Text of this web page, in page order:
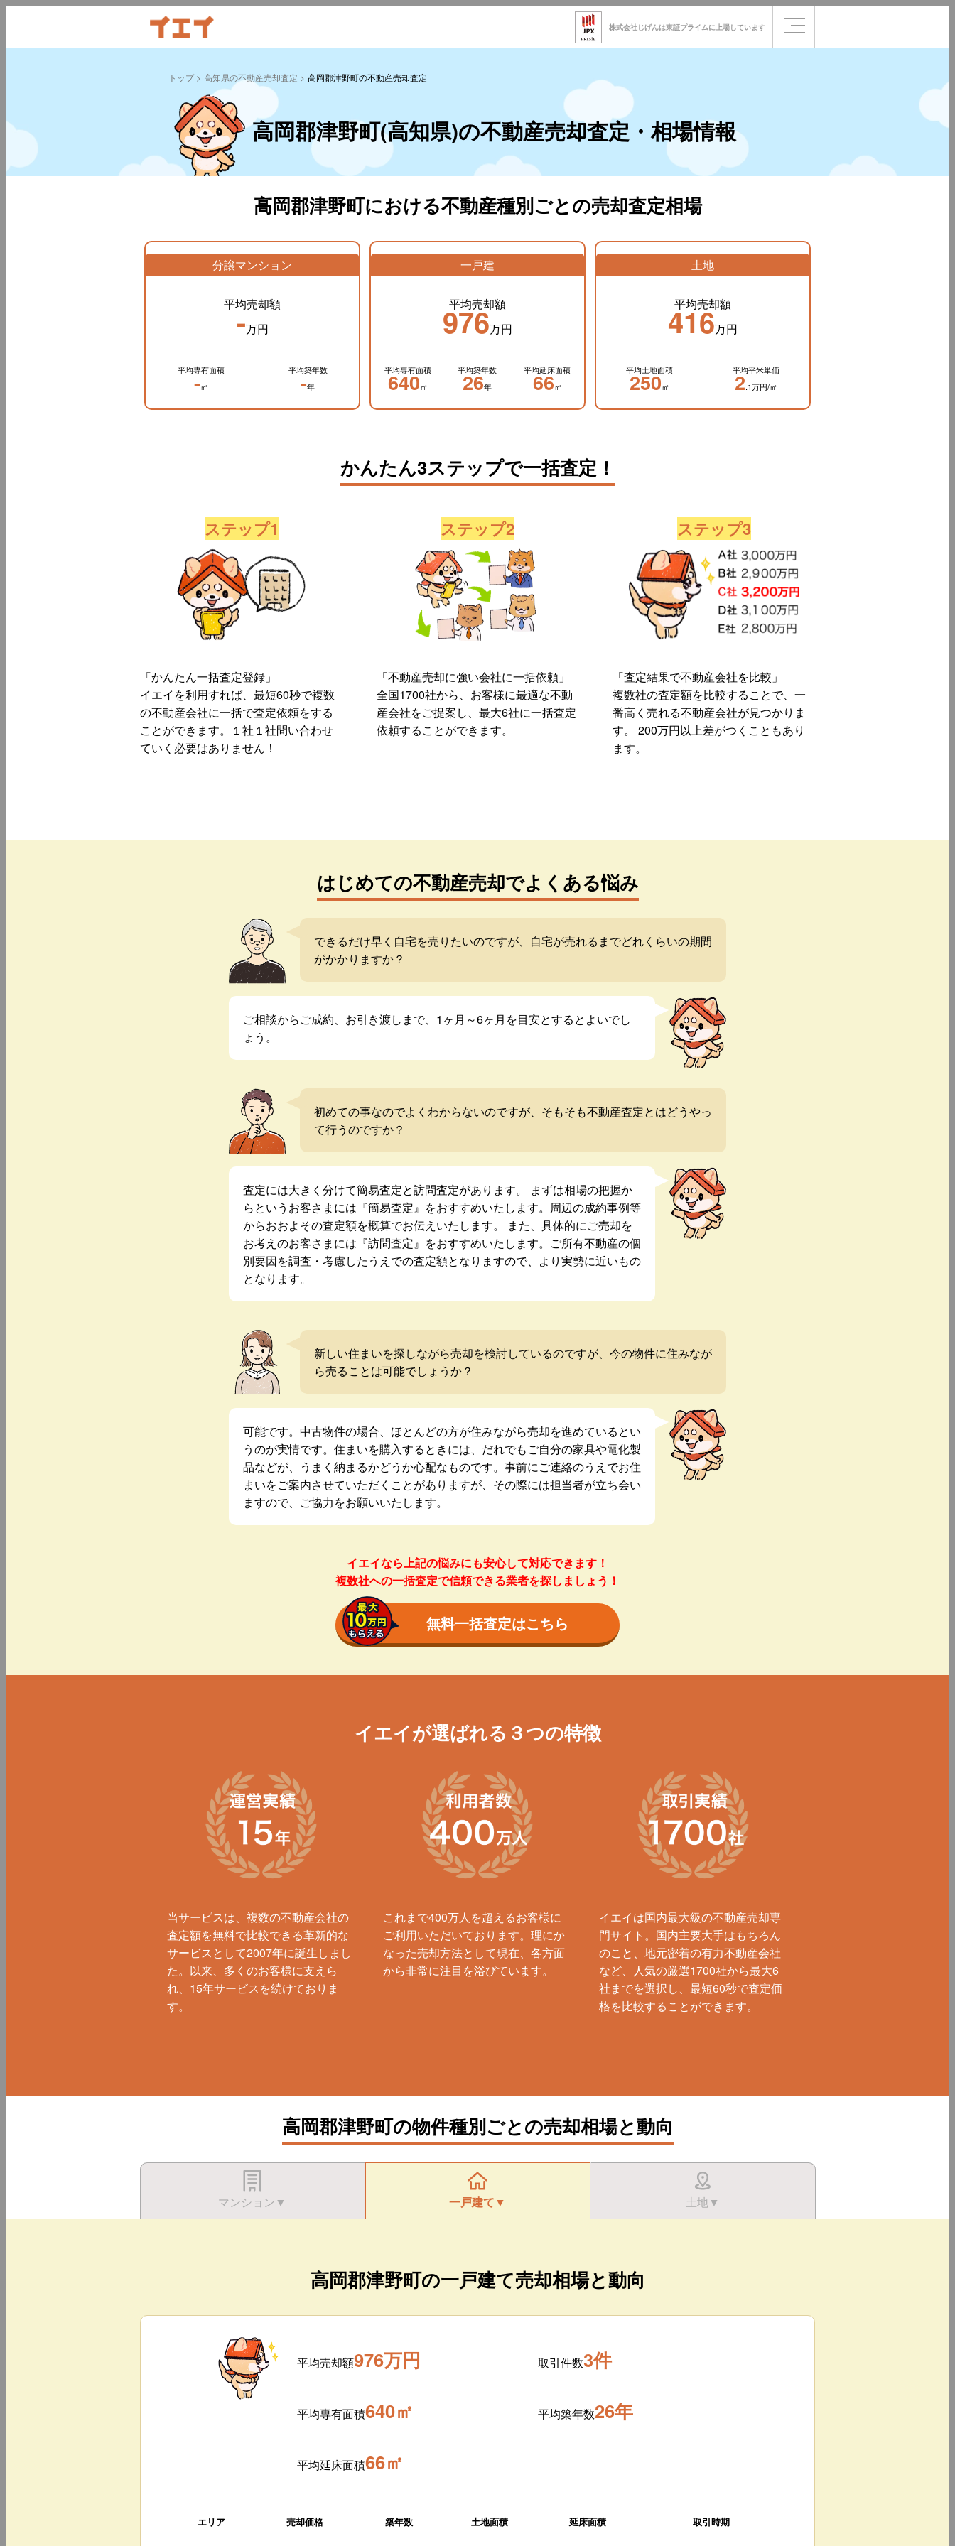
株式会社じげんは東証プライムに 上場しています
トップ 高知県の不動産売却査定 高岡郡津野町の不動産売却査定
高岡郡津野町(高知県)の不動産売却査定・相場情報
高岡郡津野町における不動産種別ごとの売却査定相場
分譲マンション
平均売却額
-万円
平均専有面積
-㎡
平均築年数
-年
一戸建
平均売却額
976万円
平均専有面積
640㎡
平均築年数
26年
平均延床面積
66㎡
土地
平均売却額
416万円
平均土地面積
250㎡
平均平米単価
2.1万円/㎡
かんたん3ステップで一括査定！
ステップ1
「かんたん一括査定登録」
イエイを利用すれば、最短60秒で複数
の不動産会社に一括で査定依頼をする
ことができます。１社１社問い合わせ
ていく必要はありません！
ステップ2
「不動産売却に強い会社に一括依頼」
全国1700社から、お客様に最適な不動
産会社をご提案し、最大6社に一括査定
依頼することができます。
ステップ3
「査定結果で不動産会社を比較」
複数社の査定額を比較することで、一
番高く売れる不動産会社が見つかりま
す。 200万円以上差がつくこともあり
ます。
はじめての不動産売却でよくある悩み
できるだけ早く自宅を売りたいのですが、自宅が売れるまでどれくらいの期間
がかかりますか？
ご相談からご成約、お引き渡しまで、1ヶ月～6ヶ月を目安とするとよいでし
ょう。
初めての事なのでよくわからないのですが、そもそも不動産査定とはどうやっ
て行うのですか？
査定には大きく分けて簡易査定と訪問査定があります。 まずは相場の把握か
らというお客さまには『簡易査定』をおすすめいたします。周辺の成約事例等
からおおよその査定額を概算でお伝えいたします。 また、具体的にご売却を
お考えのお客さまには『訪問査定』をおすすめいたします。ご所有不動産の個
別要因を調査・考慮したうえでの査定額となりますので、より実勢に近いもの
となります。
新しい住まいを探しながら売却を検討しているのですが、今の物件に住みなが
ら売ることは可能でしょうか？
可能です。中古物件の場合、ほとんどの方が住みながら売却を進めているとい
うのが実情です。住まいを購入するときには、だれでもご自分の家具や電化製
品などが、うまく納まるかどうか心配なものです。事前にご連絡のうえでお住
まいをご案内させていただくことがありますが、その際には担当者が立ち会い
ますので、ご協力をお願いいたします。
イエイなら上記の悩みにも安心して対応できます！
複数社への一括査定で信頼できる業者を探しましょう！
無料一括査定はこちら
イエイが選ばれる３つの特徴
当サービスは、複数の不動産会社の
査定額を無料で比較できる革新的な
サービスとして2007年に誕生しまし
た。以来、多くのお客様に支えら
れ、15年サービスを続けておりま
す。
これまで400万人を超えるお客様に
ご利用いただいております。理にか
なった売却方法として現在、各方面
から非常に注目を浴びています。
イエイは国内最大級の不動産売却専
門サイト。国内主要大手はもちろん
のこと、地元密着の有力不動産会社
など、人気の厳選1700社から最大6
社までを選択し、最短60秒で査定価
格を比較することができます。
高岡郡津野町の物件種別ごとの売却相場と動向
マンション▼ 一戸建て▼ 土地▼
高岡郡津野町の一戸建て売却相場と動向
平均売却額976万円 取引件数3件
平均専有面積640㎡ 平均築年数26年
平均延床面積66㎡
エリア 売却価格 築年数 土地面積 延床面積 取引時期